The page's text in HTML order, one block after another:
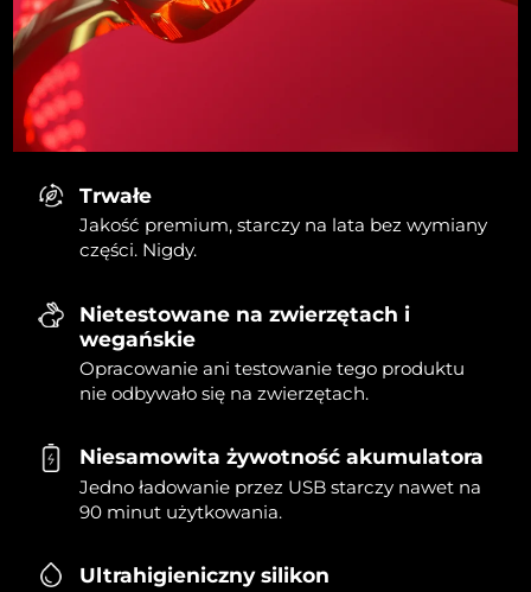
Trwałe
Jakość premium, starczy na lata bez wymiany
części. Nigdy.
Nietestowane na zwierzętach i
wegańskie
Opracowanie ani testowanie tego produktu
nie odbywało się na zwierzętach.
Niesamowita żywotność akumulatora
Jedno ładowanie przez USB starczy nawet na
90 minut użytkowania.
Ultrahigieniczny silikon